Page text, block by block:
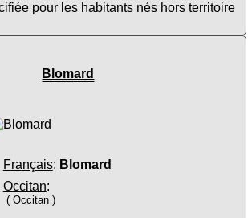
pour les habitants nés hors territoire
Blomard
Français: Blomard
Occitan:
( Occitan )